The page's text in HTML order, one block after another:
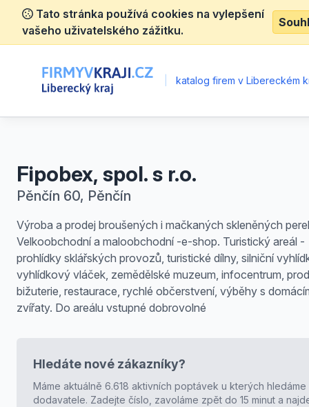
Tato stránka používá cookies na vylepšení
vašeho uživatelského zážitku.
katalog firem v Libereckém
Fipobex, spol. s r.o.
Pěnčín 60, Pěnčín
Výroba a prodej broušených i mačkaných skleněných
Velkoobchodní a maloobchodní -e-shop. Turistický areál -
prohlídky sklářských provozů, turistické dílny, silniční
vyhlídkový vláček, zemědělské muzeum, infocentrum,
bižuterie, restaurace, rychlé občerstvení, výběhy s
zvířaty. Do areálu vstupné dobrovolné
Hledáte nové zákazníky?
Máme aktuálně 6.618 aktivních poptávek u kterých hledáme
dodavatele. Zadejte číslo, zavoláme zpět do 15 minut a